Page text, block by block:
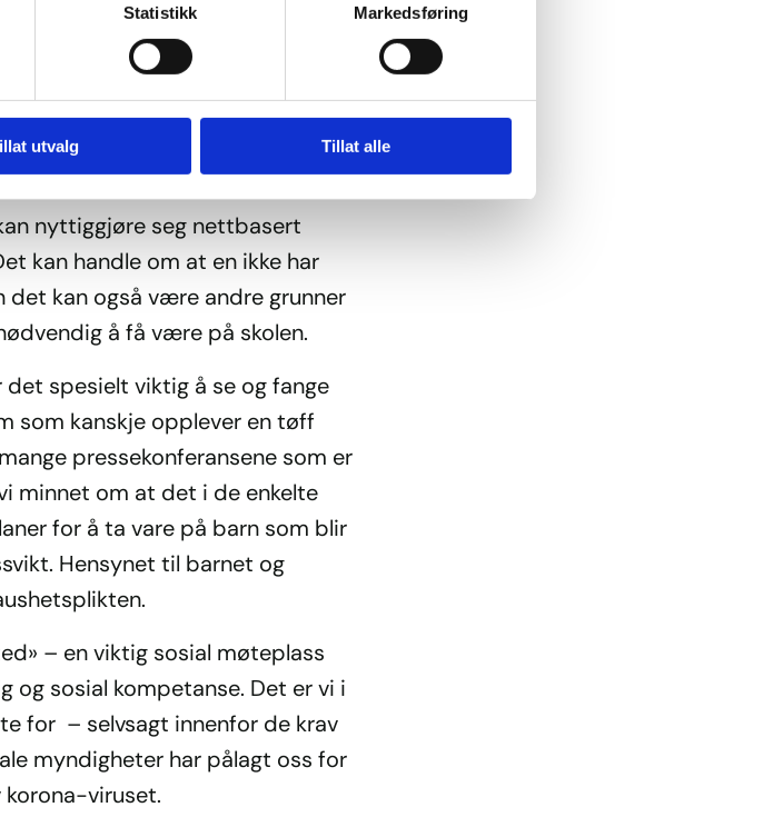
Statistikk Markedsføring
utvalg Tillat alle
kjennskap til sine elever, og
vurdere hvilke elever som kan ha
individuelt for den enkelte elev.
være av ulik art og lengde pr.
nyttiggjøre seg nettbasert
kan handle om at en ikke har
det kan også være andre grunner
å få være på skolen.
det spesielt viktig å se og fange
som kanskje opplever en tøff
pressekonferansene som er
minnet om at det i de enkelte
for å ta vare på barn som blir
Hensynet til barnet og
– en viktig sosial møteplass
og sosial kompetanse. Det er vi i
for – selvsagt innenfor de krav
myndigheter har pålagt oss for
viruset.